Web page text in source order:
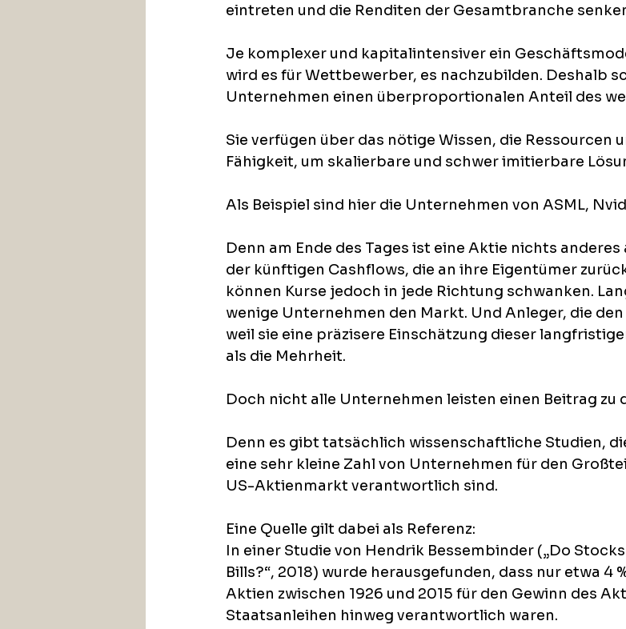
eintreten und die Renditen der Gesamtbranche
Je komplexer und kapitalintensiver ein
wird es für Wettbewerber, es nachzubilden. Deshalb
Unternehmen einen überproportionalen Anteil des
Sie verfügen über das nötige Wissen, die Ressourcen
Fähigkeit, um skalierbare und schwer imitierbare
Als Beispiel sind hier die Unternehmen von ASML,
Denn am Ende des Tages ist eine Aktie nichts
der künftigen Cashflows, die an ihre Eigentümer
können Kurse jedoch in jede Richtung schwanken.
wenige Unternehmen den Markt. Und Anleger, die
weil sie eine präzisere Einschätzung dieser
als die Mehrheit.
Doch nicht alle Unternehmen leisten einen Beitrag zu
Denn es gibt tatsächlich wissenschaftliche Studien,
eine sehr kleine Zahl von Unternehmen für den
US-Aktienmarkt verantwortlich sind.
Eine Quelle gilt dabei als Referenz:
In einer Studie von Hendrik Bessembinder („Do
Bills?“, 2018) wurde herausgefunden, dass nur etwa 4
Aktien zwischen 1926 und 2015 für den Gewinn des
Staatsanleihen hinweg verantwortlich waren.